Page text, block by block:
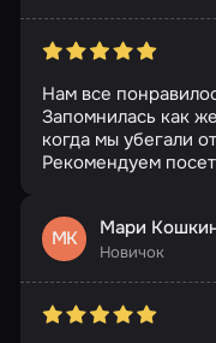
Нам все
Запомнилась как
когда мы убегали
Рекомендуем
МК Мари
Новичок